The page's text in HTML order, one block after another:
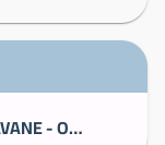
PAULHAC - ZONĂ PENTRU AUTOCARAVANE - Oficiul de turism al Pays de Saint-Flour